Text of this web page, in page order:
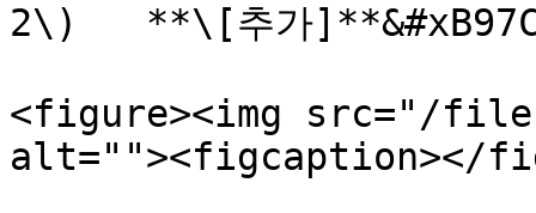
2\)   **\[추가
<figure><img src="/files/
alt=""><figcaption></